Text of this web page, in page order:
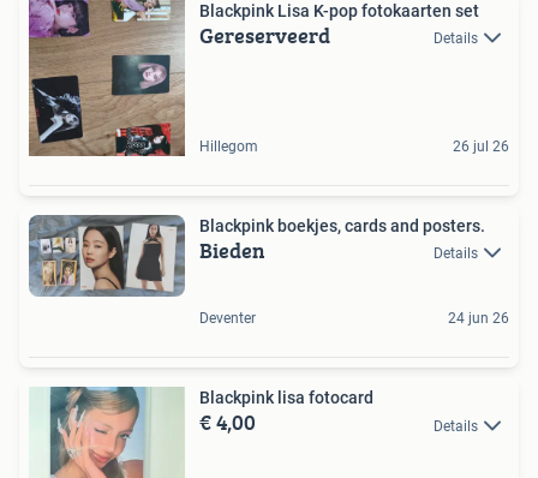
Blackpink Lisa K-pop fotokaarten set
Gereserveerd Details
Hillegom 26 jul 26
Blackpink boekjes, cards and posters.
Bieden Details
Deventer 24 jun 26
Blackpink lisa fotocard
€ 4,00 Details